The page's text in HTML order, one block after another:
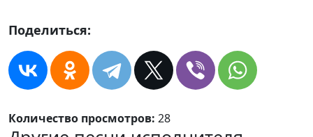
Поделиться:
Количество просмотров: 28